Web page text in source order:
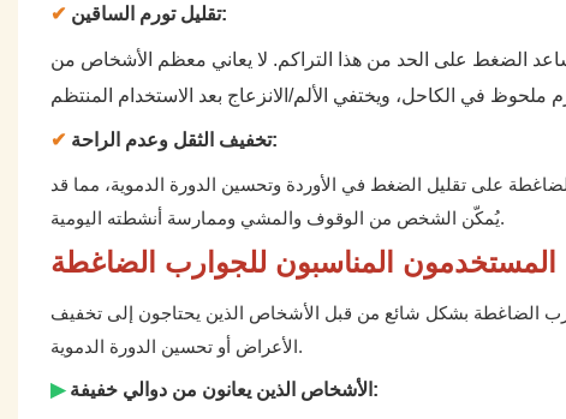
✔ تقليل تورم الساقين:
الضغط على الحد من هذا التراكم. لا يعاني معظم الأشخاص من
✔ تخفيف الثقل وعدم الراحة:
على تقليل الضغط في الأوردة وتحسين الدورة الدموية، مما قد
يُمكّن الشخص من الوقوف والمشي وممارسة أنشطته اليومية.
المستخدمون المناسبون للجوارب الضاغطة
الضاغطة بشكل شائع من قبل الأشخاص الذين يحتاجون إلى تخفيف
الأعراض أو تحسين الدورة الدموية.
▶ الأشخاص الذين يعانون من دوالي خفيفة: